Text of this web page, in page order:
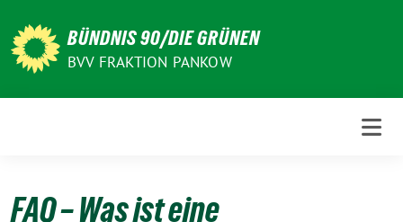
zum
Inhalt
BÜNDNIS 90/DIE GRÜNEN
BVV FRAKTION PANKOW
FAQ – Was ist eine